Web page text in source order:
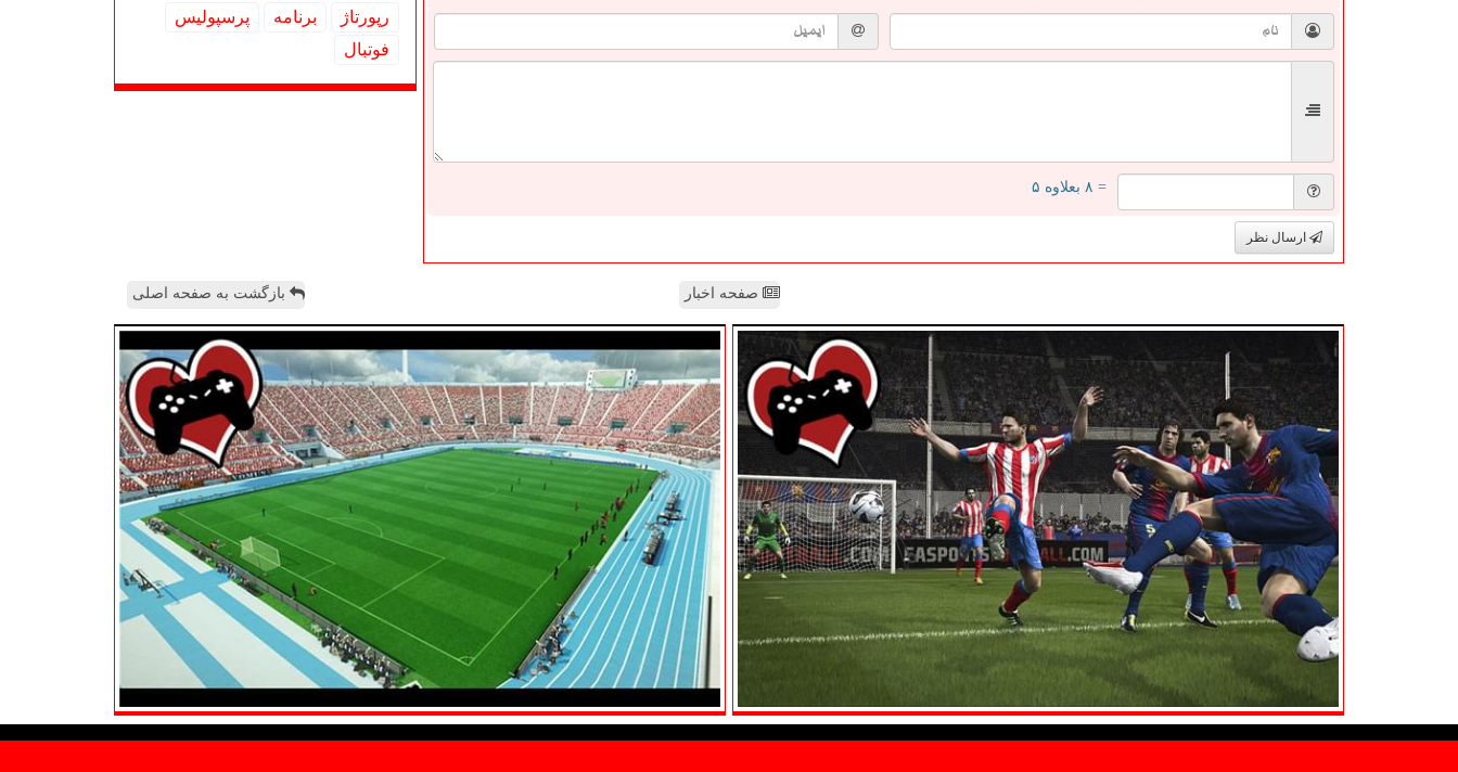
= ۸ بعلاوه ۵
ارسال نظر
رپورتاژ
برنامه
پرسپولیس
فوتبال
صفحه اخبار بازگشت به صفحه اصلی